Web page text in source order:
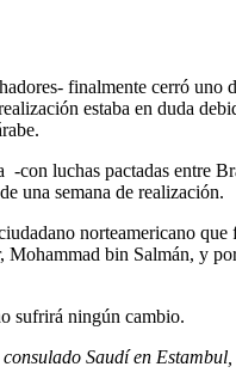
finalmente cerró uno
estaba en duda
-con luchas pactadas entre
una semana de realización.
norteamericano
bin Salmán, y
sufrirá ningún cambio.
Saudí en